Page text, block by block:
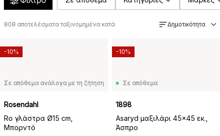
808 αποτελέσματα ταξινομημένα κατά Δημοτικότητα
Σε απόθεμα ανάλογα με τη ζήτηση
Rosendahl
Ro γλάστρα Ø15 cm,
Μπορντό
-10%
Σε απόθεμα
1898
Asaryd μαξιλάρι 45x45 εκ.,
Άσπρο
-10%